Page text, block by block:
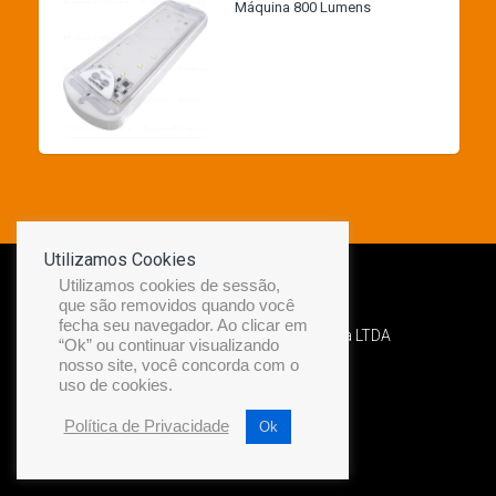
Máquina 800 Lumens
Desenvolvido por Diamond Náutica LTDA
Utilizamos Cookies
Utilizamos cookies de sessão,
que são removidos quando você
fecha seu navegador. Ao clicar em
“Ok” ou continuar visualizando
nosso site, você concorda com o
uso de cookies.
Política de Privacidade Ok